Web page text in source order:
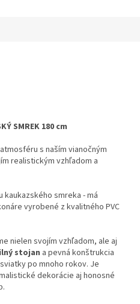
SMREK 180 cm
s naším vianočným
realistickým vzhľadom a
smreka - má
vyrobené z kvalitného PVC
nielen svojím vzhľadom, ale aj
stojan a pevná konštrukcia
po mnoho rokov. Je
dekorácie aj honosné